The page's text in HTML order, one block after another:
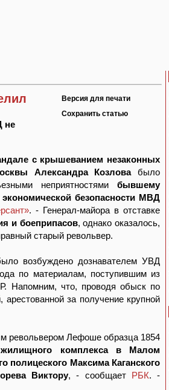
не
Версия для печати
Сохранить статью
с крышеванием незаконных
Александра Козловабыло
неприятностямибывшему
безопасности МВД
. - Генерал-майора в отставке
и боеприпасов, однако оказалось,
старый револьвер.
возбуждено дознавателем УВД
по материалам, поступившим из
Напомним, что, проводя обыск по
за получение крупной
револьвером Лефоше образца 1854
комплекса в Малом
полицеского Максима Каганского
Виктору, - сообщает РБК. -